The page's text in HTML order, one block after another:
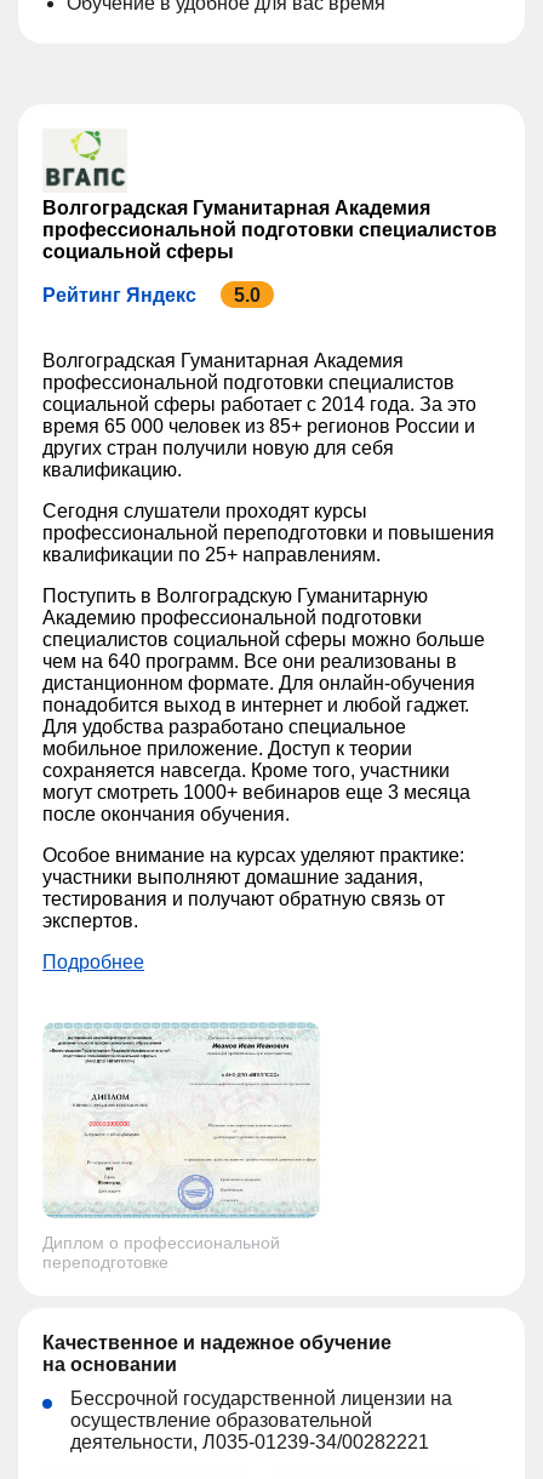
Волгоградская Гуманитарная Академия
профессиональной подготовки специалистов
социальной сферы
Рейтинг Яндекс 5.0
Волгоградская Гуманитарная Академия
профессиональной подготовки специалистов
социальной сферы работает с 2014 года. За это
время 65 000 человек из 85+ регионов России и
других стран получили новую для себя
квалификацию.
Сегодня слушатели проходят курсы
профессиональной переподготовки и повышения
квалификации по 25+ направлениям.
Поступить в Волгоградскую Гуманитарную
Академию профессиональной подготовки
специалистов социальной сферы можно больше
чем на 640 программ. Все они реализованы в
дистанционном формате. Для онлайн-обучения
понадобится выход в интернет и любой гаджет.
Для удобства разработано специальное
мобильное приложение. Доступ к теории
сохраняется навсегда. Кроме того, участники
могут смотреть 1000+ вебинаров еще 3 месяца
после окончания обучения.
Особое внимание на курсах уделяют практике:
участники выполняют домашние задания,
тестирования и получают обратную связь от
экспертов.
Подробнее
Диплом о профессиональной
переподготовке
Качественное и надежное обучение
на основании
Бессрочной государственной лицензии на
осуществление образовательной
деятельности, Л035-01239-34/00282221